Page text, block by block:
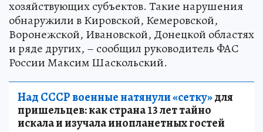
хозяйствующих субъектов. Такие нарушения
обнаружили в Кировской, Кемеровской,
Воронежской, Ивановской, Донецкой областях
и ряде других, – сообщил руководитель ФАС
России Максим Шаскольский.
Над СССР военные натянули «сетку»для
пришельцев: как страна 13 лет тайно
искала и изучала инопланетных гостей